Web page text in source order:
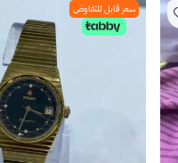
سعر قابل للتفاوض